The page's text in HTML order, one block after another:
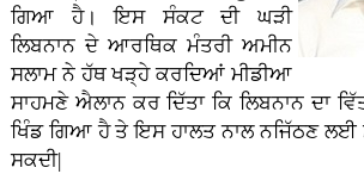
ਗਿਆ ਹੈ। ਇਸ ਸੰਕਟ ਦੀ ਘੜੀ
ਲਿਬਨਾਨ ਦੇ ਆਰਥਿਕ ਮੰਤਰੀ ਅਮੀਨ
ਸਲਾਮ ਨੇ ਹੱਥ ਖੜ੍ਹੇ ਕਰਦਿਆਂ ਮੀਡੀਆ
ਸਾਹਮਣੇ ਐਲਾਨ ਕਰ ਦਿੱਤਾ ਕਿ ਲਿਬਨਾਨ ਦਾ
ਖਿੰਡ ਗਿਆ ਹੈ ਤੇ ਇਸ ਹਾਲਤ ਨਾਲ ਨਜਿੱਠਣ ਲਈ
ਸਕਦੀ|